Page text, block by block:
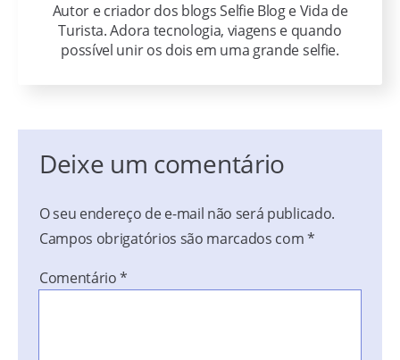
Autor e criador dos blogs Selfie Blog e Vida de
Turista. Adora tecnologia, viagens e quando
possível unir os dois em uma grande selfie.
Deixe um comentário
O seu endereço de e-mail não será publicado.
Campos obrigatórios são marcados com*
Comentário*